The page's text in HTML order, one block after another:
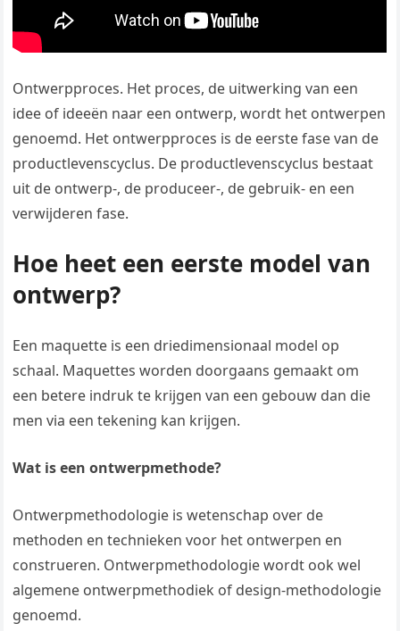
Ontwerpproces. Het proces, de uitwerking van een
idee of ideeën naar een ontwerp, wordt het ontwerpen
genoemd. Het ontwerpproces is de eerste fase van de
productlevenscyclus. De productlevenscyclus bestaat
uit de ontwerp-, de produceer-, de gebruik- en een
verwijderen fase.
Hoe heet een eerste model van
ontwerp?
Een maquette is een driedimensionaal model op
schaal. Maquettes worden doorgaans gemaakt om
een betere indruk te krijgen van een gebouw dan die
men via een tekening kan krijgen.
Wat is een ontwerpmethode?
Ontwerpmethodologie is wetenschap over de
methoden en technieken voor het ontwerpen en
construeren. Ontwerpmethodologie wordt ook wel
algemene ontwerpmethodiek of design-methodologie
genoemd.